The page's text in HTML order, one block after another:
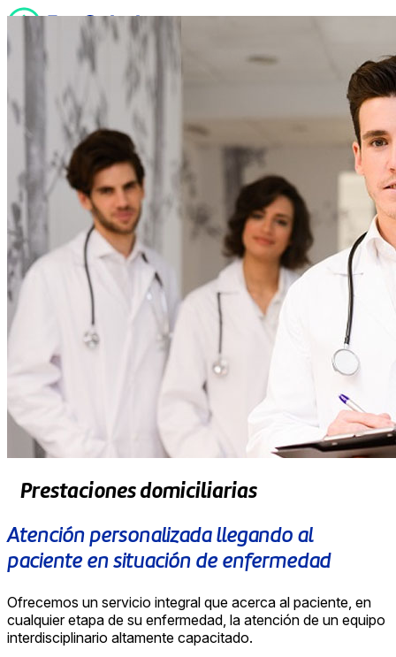
Quiénes somos Sucursales
Trabaja con nosotros
Prestaciones domiciliarias
Atención personalizada llegando al
paciente en situación de enfermedad
Ofrecemos un servicio integral que acerca al paciente, en
cualquier etapa de su enfermedad, la atención de un equipo
interdisciplinario altamente capacitado.